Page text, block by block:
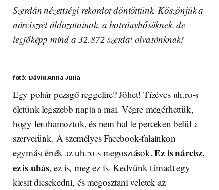
Szerdán nézettségi rekordot döntöttünk. Köszönjük a
nárciszrét áldozatainak, a botrányhősöknek, de
legfőképp mind a 32.872 szerdai olvasónknak!
fotó: Dávid Anna Júlia
Egy pohár pezsgő reggelire? Jöhet! Tízéves uh.ro-s
életünk legszebb napja a mai. Végre megérhettük,
hogy lerohamoztok, és nem hal le perceken belül a
szerverünk. A személyes Facebook-falainkon
egymást érték az uh.ro-s megosztások.Ez is nárcisz,
ez is uhás, ez is, meg ez is. Kedvünk támadt egy
kicsit dicsekedni, és megosztani veletek az